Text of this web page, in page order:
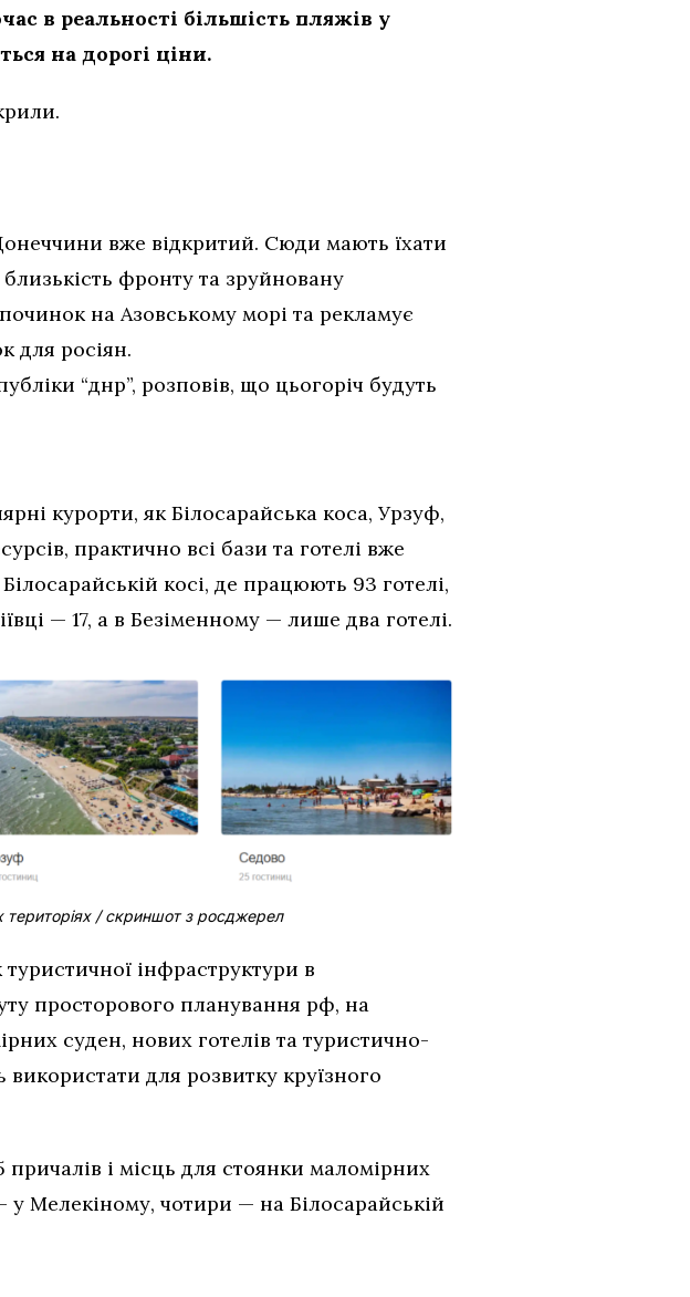
в реальності більшість пляжів у
на дорогі ціни.
вже відкритий. Сюди мають їхати
фронту та зруйновану
на Азовському морі та рекламує
для росіян.
“днр”, розповів, що цьогоріч будуть
курорти, як Білосарайська коса, Урзуф,
практично всі бази та готелі вже
косі, де працюють 93 готелі,
— 17, а в Безіменному — лише два готелі.
територіях / скриншот з росджерел
інфраструктури в
просторового планування рф, на
суден, нових готелів та туристично-
для розвитку круїзного
і місць для стоянки маломірних
у Мелекіному, чотири — на Білосарайській